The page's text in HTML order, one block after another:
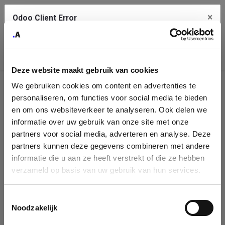
Deze website maakt gebruik van cookies
We gebruiken cookies om content en advertenties te
personaliseren, om functies voor social media te bieden
en om ons websiteverkeer te analyseren. Ook delen we
informatie over uw gebruik van onze site met onze
partners voor social media, adverteren en analyse. Deze
partners kunnen deze gegevens combineren met andere
informatie die u aan ze heeft verstrekt of die ze hebben
verzameld op basis van uw gebruik van hun services.
Noodzakelijk
Company
Identification
Please fill in your company details
You can search a company in our database by name, VAT or
enterprise ID. When a company is selected it will auto-complete the
form. If you don't find your company in our database, you can create
Odoo Client Error ×
service.
See details
Ok